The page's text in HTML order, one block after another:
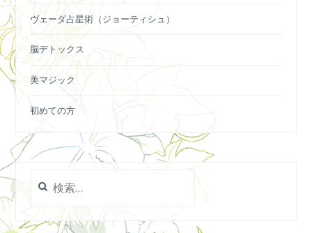
ヴェーダ占星術（ジョーティシュ）
脳デトックス
美マジック
初めての方
索: